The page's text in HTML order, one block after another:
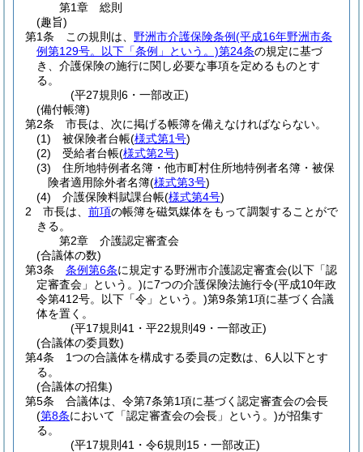
第1章
総則
(趣旨)
第1条
この規則は、 野洲市介護保険条例(平成16年野洲市条
例第129号。以下「条例」という。)第24条の規定に基づ
き、介護保険の施行に関し必要な事項を定めるものとす
る。
(平27規則6・一部改正)
(備付帳簿)
第2条
市長は、次に掲げる帳簿を備えなければならない。
(1)
被保険者台帳(様式第1号)
(2)
受給者台帳(様式第2号)
(3)
住所地特例者名簿・他市町村住所地特例者名簿・被保
険者適用除外者名簿(様式第3号)
(4)
介護保険料賦課台帳(様式第4号)
2
市長は、 前項の帳簿を磁気媒体をもって調製することがで
きる。
第2章
介護認定審査会
(合議体の数)
第3条
条例第6条に規定する野洲市介護認定審査会(以下「認
定審査会」という。)に7つの介護保険法施行令(平成10年政
令第412号。以下「令」という。)第9条第1項に基づく合議
体を置く。
(平17規則41・平22規則49・一部改正)
(合議体の委員数)
第4条
1つの合議体を構成する委員の定数は、6人以下とす
る。
(合議体の招集)
第5条
合議体は、令第7条第1項に基づく認定審査会の会長
(第8条において「認定審査会の会長」という。)が招集す
る。
(平17規則41・令6規則15・一部改正)